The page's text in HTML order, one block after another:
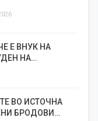
Е ВНУК НА
НА…
ВО ИСТОЧНА
БРОДОВИ…